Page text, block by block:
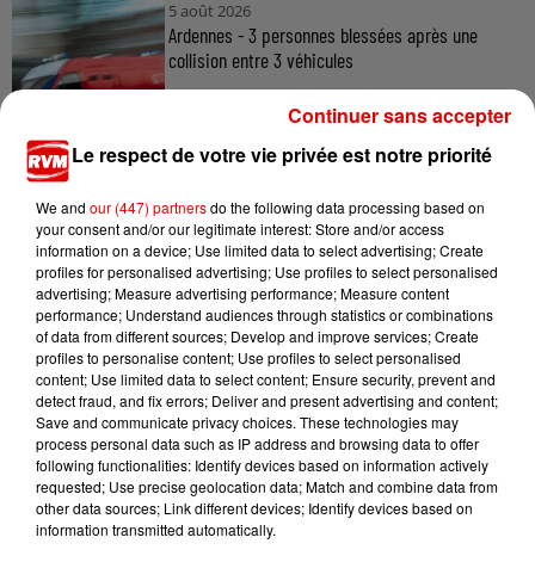
5 août 2026
Ardennes - 3 personnes blessées après une
collision entre 3 véhicules
5 août 2026
Les Gendarmes »
TITRES DIFFUSÉS
16h37
16h37 16h34
16h34 16h31
16h31
Le respect de votre vie privée est notre priorité
We and our (447) partnersdo the following data processing based on
your consent and/or our legitimate interest: Store and/or access
information on a device; Use limited data to select advertising; Create
profiles for personalised advertising; Use profiles to select personalised
advertising; Measure advertising performance; Measure content
performance; Understand audiences through statistics or combinations
of data from different sources; Develop and improve services; Create
profiles to personalise content; Use profiles to select personalised
content; Use limited data to select content; Ensure security, prevent and
detect fraud, and fix errors; Deliver and present advertising and content;
Save and communicate privacy choices. These technologies may
process personal data such as IP address and browsing data to offer
following functionalities: Identify devices based on information actively
requested; Use precise geolocation data; Match and combine data from
other data sources; Link different devices; Identify devices based on
information transmitted automatically.
Continuer sans accepter